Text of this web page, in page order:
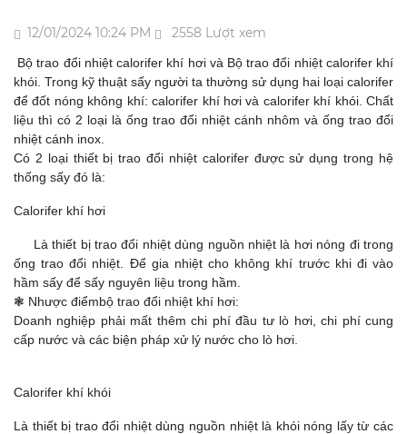
12/01/2024 10:24 PM 2558 Lượt xem
Bộ trao đổi nhiệt calorifer khí hơi và Bộ trao đổi nhiệt calorifer khí
khói. Trong kỹ thuật sấy người ta thường sử dụng hai loại calorifer
để đốt nóng không khí: calorifer khí hơi và calorifer khí khói. Chất
liệu thì có 2 loại là ống trao đổi nhiệt cánh nhôm và ống trao đổi
nhiệt cánh inox.
Có 2 loại thiết bị trao đổi nhiệt calorifer được sử dụng trong hệ
thống sấy đó là:
Calorifer khí hơi
Là thiết bị trao đổi nhiệt dùng nguồn nhiệt là hơi nóng đi trong
ống trao đổi nhiệt. Để gia nhiệt cho không khí trước khi đi vào
hầm sấy để sấy nguyên liệu trong hầm.
❃ Nhược điểmbộ trao đổi nhiệt khí hơi:
Doanh nghiệp phải mất thêm chi phí đầu tư lò hơi, chi phí cung
cấp nước và các biện pháp xử lý nước cho lò hơi.
Calorifer khí khói
Là thiết bị trao đổi nhiệt dùng nguồn nhiệt là khói nóng lấy từ các